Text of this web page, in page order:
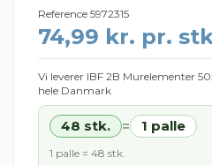
Reference 5972315
74,99 kr. pr.
Vi leverer IBF 2B Murelementer
hele Danmark
48 stk. = 1 palle
1 palle = 48 stk.